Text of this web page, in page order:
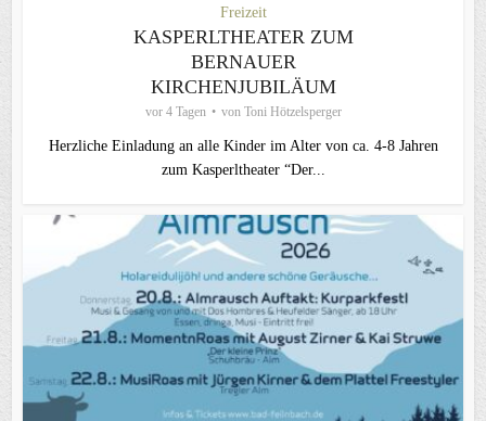
Freizeit
KASPERLTHEATER ZUM
BERNAUER
KIRCHENJUBILÄUM
vor 4 Tagen von Toni Hötzelsperger
Herzliche Einladung an alle Kinder im Alter von ca. 4-8 Jahren
zum Kasperltheater “Der...